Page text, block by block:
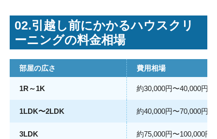
02.引越し前にかかるハウスクリ
ーニングの料金相場
部屋の広さ 費用相場
1R～1K 約30,000円〜40,000円
1LDK〜2LDK 約40,000円〜70,000円
3LDK 約75,000円〜100,000円